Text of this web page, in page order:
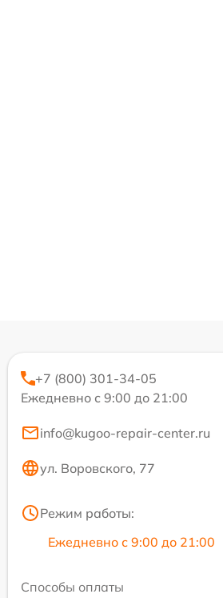
+7 (800) 301-34-05
Ежедневно с 9:00 до 21:00
info@kugoo-repair-center.ru
ул. Воровского, 77
Режим работы:
Ежедневно с 9:00 до 21:00
Способы оплаты